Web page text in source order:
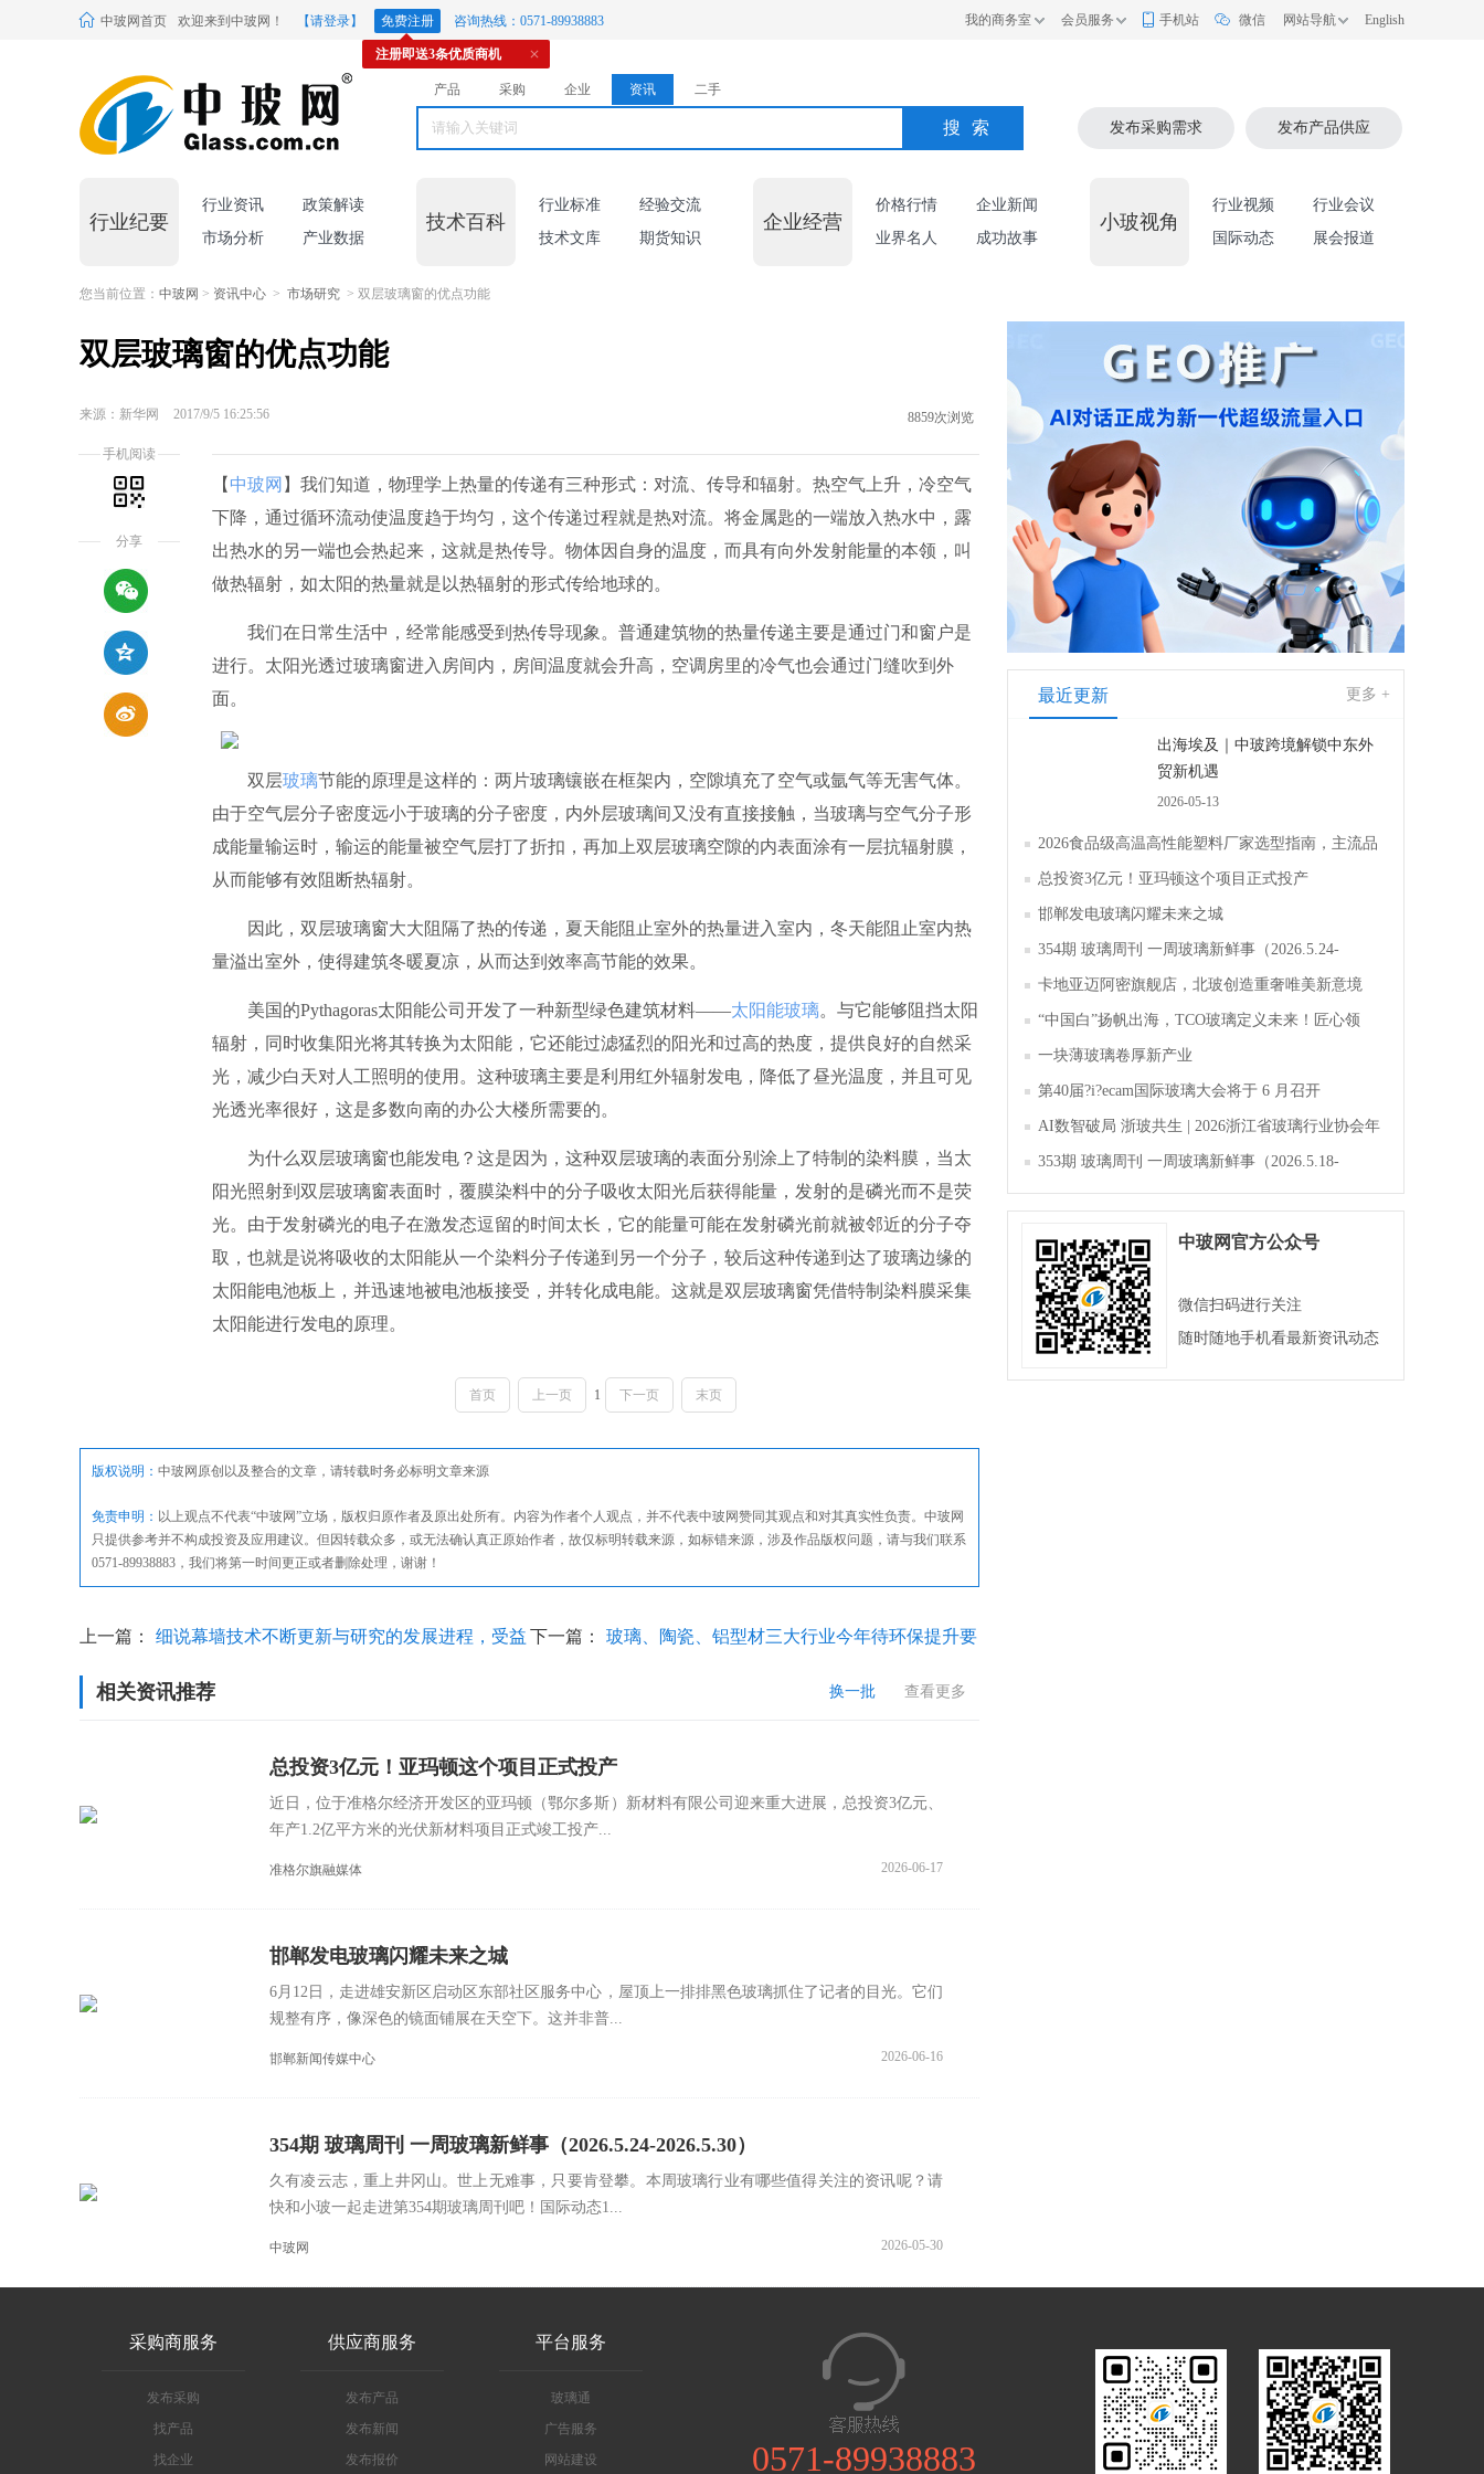
中玻网首页 欢迎来到中玻网！ 【请登录】 免费注册 咨询热线：0571-89938883
注册即送3条优质商机
我的商务室 会员服务 手机站 微信 网站导航 English
产品 采购 企业 资讯 二手
搜索 发布采购需求 发布产品供应
行业纪要
行业资讯
政策解读
市场分析
产业数据
技术百科
行业标准
经验交流
技术文库
期货知识
企业经营
价格行情
企业新闻
业界名人
成功故事
小玻视角
行业视频
行业会议
国际动态
展会报道
您当前位置： 中玻网 > 资讯中心 > 市场研究 > 双层玻璃窗的优点功能
最近更新 更多 +
出海埃及｜中玻跨境解锁中东外
贸新机遇
2026-05-13
2026食品级高温高性能塑料厂家选型指南，主流品
牌全面解析评测
总投资3亿元！亚玛顿这个项目正式投产
邯郸发电玻璃闪耀未来之城
354期 玻璃周刊 一周玻璃新鲜事（2026.5.24-
2026.5.30）
卡地亚迈阿密旗舰店，北玻创造重奢唯美新意境
“中国白”扬帆出海，TCO玻璃定义未来！匠心领
航，淄博新材料产业聚势成峰
一块薄玻璃卷厚新产业
第40届?i?ecam国际玻璃大会将于 6 月召开
AI数智破局 浙玻共生 | 2026浙江省玻璃行业协会年
会暨第四届四次会员大会成功举办
353期 玻璃周刊 一周玻璃新鲜事（2026.5.18-
2026.5.23）
中玻网官方公众号
微信扫码进行关注
随时随地手机看最新资讯动态
手机阅读
分享
双层玻璃窗的优点功能
来源：新华网 2017/9/5 16:25:56 8859次浏览
【 中玻网 】我们知道，物理学上热量的传递有三种形式：对流、传导和辐射。热空气上升，冷空气
下降，通过循环流动使温度趋于均匀，这个传递过程就是热对流。将金属匙的一端放入热水中，露
出热水的另一端也会热起来，这就是热传导。物体因自身的温度，而具有向外发射能量的本领，叫
做热辐射，如太阳的热量就是以热辐射的形式传给地球的。
我们在日常生活中，经常能感受到热传导现象。普通建筑物的热量传递主要是通过门和窗户是
进行。太阳光透过玻璃窗进入房间内，房间温度就会升高，空调房里的冷气也会通过门缝吹到外
面。
双层玻璃节能的原理是这样的：两片玻璃镶嵌在框架内，空隙填充了空气或氩气等无害气体。
由于空气层分子密度远小于玻璃的分子密度，内外层玻璃间又没有直接接触，当玻璃与空气分子形
成能量输运时，输运的能量被空气层打了折扣，再加上双层玻璃空隙的内表面涂有一层抗辐射膜，
从而能够有效阻断热辐射。
因此，双层玻璃窗大大阻隔了热的传递，夏天能阻止室外的热量进入室内，冬天能阻止室内热
量溢出室外，使得建筑冬暖夏凉，从而达到效率高节能的效果。
美国的Pythagoras太阳能公司开发了一种新型绿色建筑材料——太阳能玻璃。与它能够阻挡太阳
辐射，同时收集阳光将其转换为太阳能，它还能过滤猛烈的阳光和过高的热度，提供良好的自然采
光，减少白天对人工照明的使用。这种玻璃主要是利用红外辐射发电，降低了昼光温度，并且可见
光透光率很好，这是多数向南的办公大楼所需要的。
为什么双层玻璃窗也能发电？这是因为，这种双层玻璃的表面分别涂上了特制的染料膜，当太
阳光照射到双层玻璃窗表面时，覆膜染料中的分子吸收太阳光后获得能量，发射的是磷光而不是荧
光。由于发射磷光的电子在激发态逗留的时间太长，它的能量可能在发射磷光前就被邻近的分子夺
取，也就是说将吸收的太阳能从一个染料分子传递到另一个分子，较后这种传递到达了玻璃边缘的
太阳能电池板上，并迅速地被电池板接受，并转化成电能。这就是双层玻璃窗凭借特制染料膜采集
太阳能进行发电的原理。
首页 上一页 1 下一页 末页
版权说明： 中玻网原创以及整合的文章，请转载时务必标明文章来源
免责申明： 以上观点不代表“中玻网”立场，版权归原作者及原出处所有。内容为作者个人观点，并不代表中玻网赞同其观点和对其真实性负责。中玻网
只提供参考并不构成投资及应用建议。但因转载众多，或无法确认真正原始作者，故仅标明转载来源，如标错来源，涉及作品版权问题，请与我们联系
0571-89938883，我们将第一时间更正或者删除处理，谢谢！
上一篇： 细说幕墙技术不断更新与研究的发展进程，受益
匪浅！
下一篇： 玻璃、陶瓷、铝型材三大行业今年待环保提升要
相关资讯推荐 查看更多
换一批
总投资3亿元！亚玛顿这个项目正式投产
近日，位于准格尔经济开发区的亚玛顿（鄂尔多斯）新材料有限公司迎来重大进展，总投资3亿元、
年产1.2亿平方米的光伏新材料项目正式竣工投产...
准格尔旗融媒体 2026-06-17
邯郸发电玻璃闪耀未来之城
6月12日，走进雄安新区启动区东部社区服务中心，屋顶上一排排黑色玻璃抓住了记者的目光。它们
规整有序，像深色的镜面铺展在天空下。这并非普...
邯郸新闻传媒中心 2026-06-16
354期 玻璃周刊 一周玻璃新鲜事（2026.5.24-2026.5.30）
久有凌云志，重上井冈山。世上无难事，只要肯登攀。本周玻璃行业有哪些值得关注的资讯呢？请
快和小玻一起走进第354期玻璃周刊吧！国际动态1...
中玻网 2026-05-30
采购商服务
发布采购
找产品
找企业
供应商服务
发布产品
发布新闻
发布报价
平台服务
玻璃通
广告服务
网站建设
0571-89938883